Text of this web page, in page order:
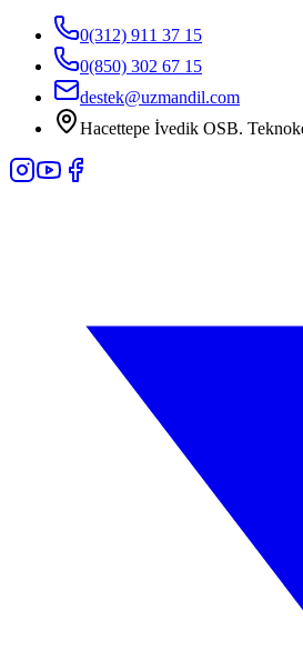
0(312) 911 37 15
0(850) 302 67 15
destek@uzmandil.com
Hacettepe İvedik OSB.